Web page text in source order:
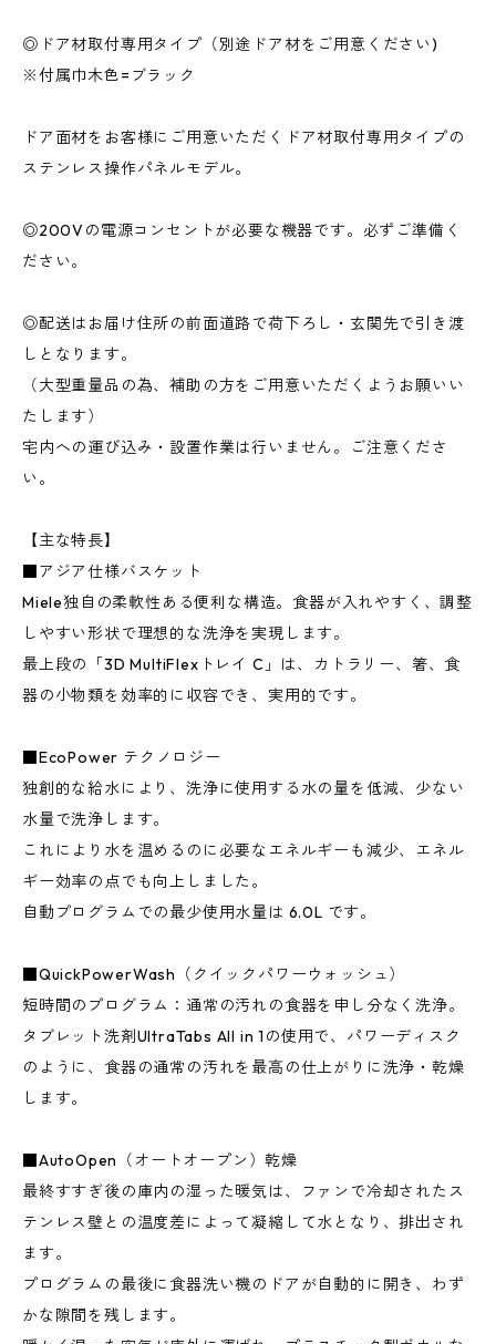
◎ドア材取付専用タイプ（別途ドア材をご用意ください)
※付属巾木色=ブラック
ドア面材をお客様にご用意いただくドア材取付専用タイプの
ステンレス操作パネルモデル。
◎200Vの電源コンセントが必要な機器です。必ずご準備く
ださい。
◎配送はお届け住所の前面道路で荷下ろし・玄関先で引き渡
しとなります。
（大型重量品の為、補助の方をご用意いただくようお願いい
たします）
宅内への運び込み・設置作業は行いません。ご注意くださ
い。
【主な特長】
■アジア仕様バスケット
Miele独自の柔軟性ある便利な構造。食器が入れやすく、調整
しやすい形状で理想的な洗浄を実現します。
最上段の「3D MultiFlexトレイ C」は、カトラリー、箸、食
器の小物類を効率的に収容でき、実用的です。
■EcoPower テクノロジー
独創的な給水により、洗浄に使用する水の量を低減、少ない
水量で洗浄します。
これにより水を温めるのに必要なエネルギーも減少、エネル
ギー効率の点でも向上しました。
自動プログラムでの最少使用水量は 6.0L です。
■QuickPowerWash（クイックパワーウォッシュ）
短時間のプログラム：通常の汚れの食器を申し分なく洗浄。
タブレット洗剤UltraTabs All in 1の使用で、パワーディスク
のように、食器の通常の汚れを最高の仕上がりに洗浄・乾燥
します。
■AutoOpen（オートオープン）乾燥
最終すすぎ後の庫内の湿った暖気は、ファンで冷却されたス
テンレス壁との温度差によって凝縮して水となり、排出され
ます。
プログラムの最後に食器洗い機のドアが自動的に開き、わず
かな隙間を残します。